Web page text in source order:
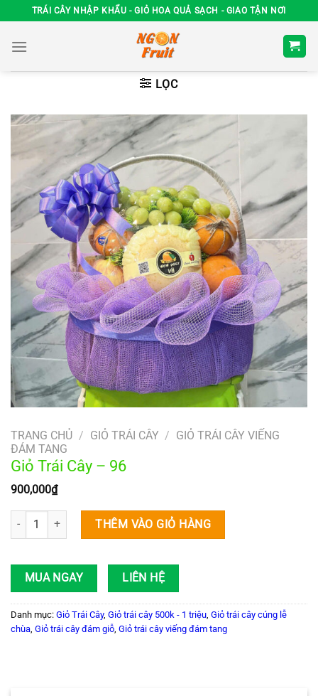
Chuyển
đến
nội
TRÁI CÂY NHẬP KHẨU - GIỎ HOA QUẢ SẠCH - GIAO TẬN NƠI
LỌC
TRANG CHỦ / GIỎ TRÁI CÂY / GIỎ TRÁI CÂY VIẾNG
ĐÁM TANG
Giỏ Trái Cây – 96
900,000₫
Giỏ Trái Cây – 96 số lượngTHÊM VÀO GIỎ HÀNG
MUA NGAY LIÊN HỆ
Danh mục: Giỏ Trái Cây, Giỏ trái cây 500k - 1 triệu Giỏ trái cây cúng lễ
chùa Giỏ trái cây đám giỗ Giỏ trái cây viếng đám tang